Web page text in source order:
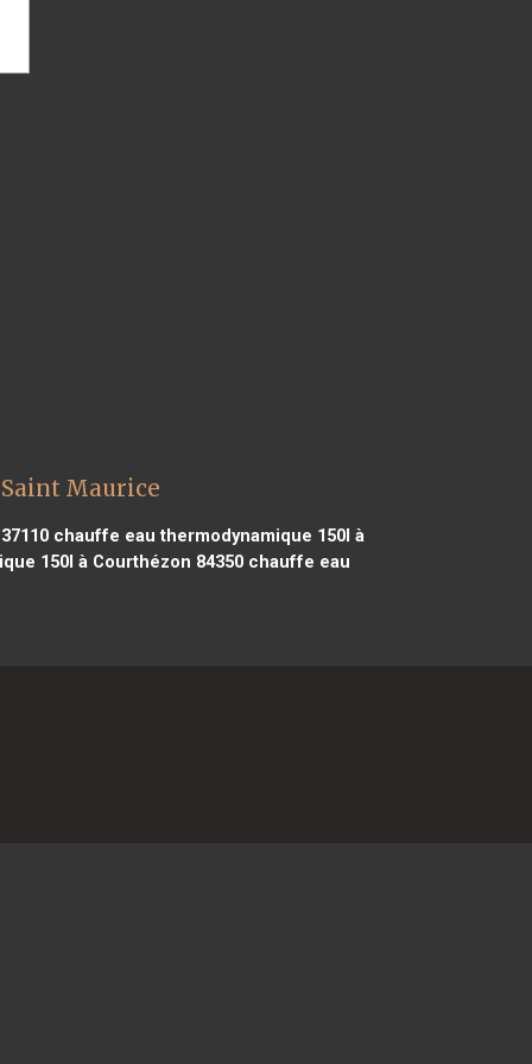
Maurice
chauffe eau thermodynamique 150l à
150l à Courthézon 84350 chauffe eau